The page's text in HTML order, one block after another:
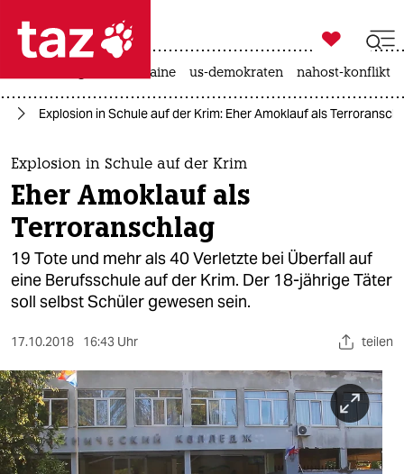
 taz zahl ich
taz zahl ich
themen
politik
öko
gesellschaft
sport
berlin
nord

taz zahl ich
krieg in der ukraine us-demokraten nahost-konflikt
Explosion in Schule auf der Krim: Eher Amoklauf als
Explosion in Schule auf der Krim
Eher Amoklauf als
Terroranschlag
19 Tote und mehr als 40 Verletzte bei Überfall auf
eine Berufsschule auf der Krim. Der 18-jährige Täter
soll selbst Schüler gewesen sein.
17.10.2018 16:43 Uhr teilen